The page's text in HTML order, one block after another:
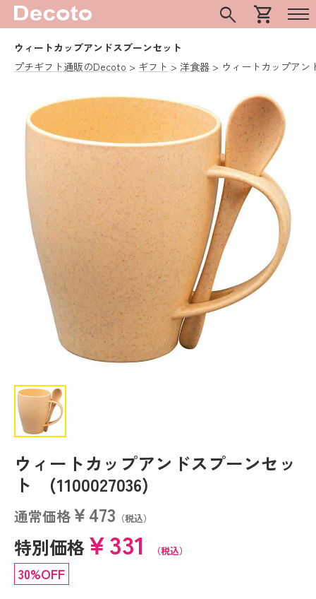
search shopping_cart
ウィートカップアンドスプーンセット
プチギフト通販のDecoto
ギフト 洋食器 ウィートカップアン
ウィートカップアンドスプーンセッ
ト (1100027036)
通常価格￥473 （税込）
特別価格￥331 （税込）
30%OFF